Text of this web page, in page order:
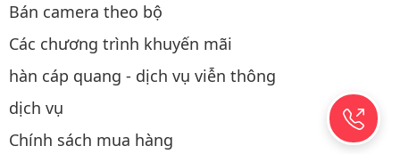
Bán camera theo bộ
Các chương trình khuyến mãi
hàn cáp quang - dịch vụ viễn thông
dịch vụ
Chính sách mua hàng